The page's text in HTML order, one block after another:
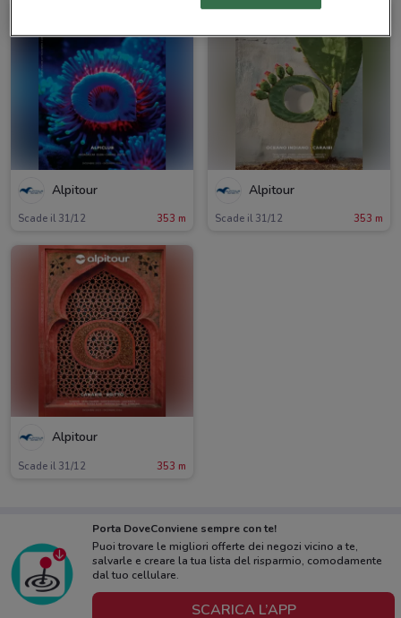
Alpitour
Scade il 31/12 353 m
Alpitour
Scade il 31/12 353 m
Alpitour
Scade il 31/12 353 m
Porta DoveConviene sempre con te!
Puoi trovare le migliori offerte dei negozi vicino a te,
salvarle e creare la tua lista del risparmio, comodamente
dal tuo cellulare.
SCARICA L’APP